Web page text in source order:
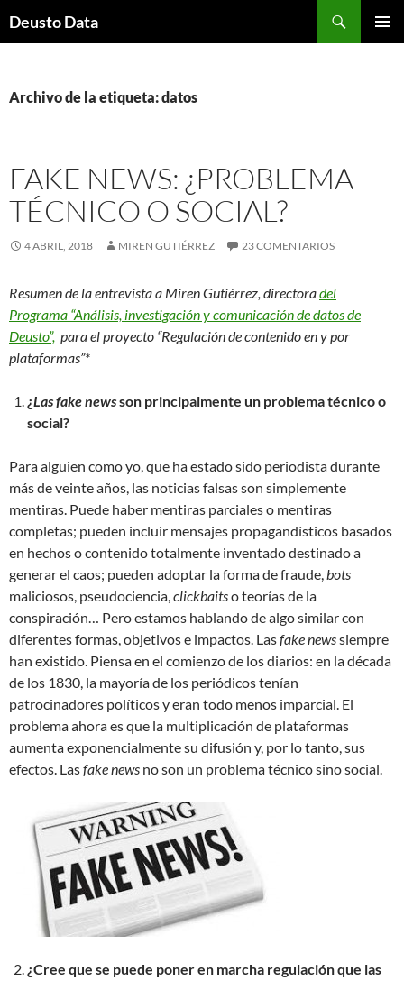
Deusto Data
Archivo de la etiqueta: datos
FAKE NEWS: ¿PROBLEMA
TÉCNICO O SOCIAL?
4 ABRIL, 2018 MIREN GUTIÉRREZ 23 COMENTARIOS
Resumen de la entrevista a Miren Gutiérrez, directoradel
Programa “Análisis, investigación y comunicación de datos de
Deusto”, para el proyecto “Regulación de contenido en y por
plataformas”*
¿Las fake newsson principalmente un problema técnico o
social?
Para alguien como yo, que ha estado sido periodista durante
más de veinte años, las noticias falsas son simplemente
mentiras. Puede haber mentiras parciales o mentiras
completas; pueden incluir mensajes propagandísticos basados ​​
en hechos o contenido totalmente inventado destinado a
generar el caos; pueden adoptar la forma de fraude,bots
maliciosos, pseudociencia,clickbaitso teorías de la
conspiración… Pero estamos hablando de algo similar con
diferentes formas, objetivos e impactos. Lasfake newssiempre
han existido. Piensa en el comienzo de los diarios: en la década
de los 1830, la mayoría de los periódicos tenían
patrocinadores políticos y eran todo menos imparcial. El
problema ahora es que la multiplicación de plataformas
aumenta exponencialmente su difusión y, por lo tanto, sus
efectos. Lasfake news no son un problema técnico sino social.
¿Cree que se puede poner en marcha regulación que las